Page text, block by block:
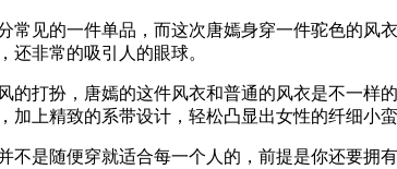
常见的一件单品，而这次唐嫣身穿一件驼色的风
还非常的吸引人的眼球。
的打扮，唐嫣的这件风衣和普通的风衣是不一样
加上精致的系带设计，轻松凸显出女性的纤细小蛮
不是随便穿就适合每一个人的，前提是你还要拥